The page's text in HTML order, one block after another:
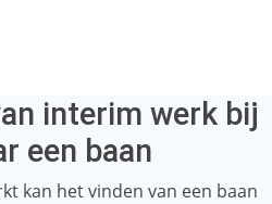
interim werk bij
een baan
kan het vinden van een baan